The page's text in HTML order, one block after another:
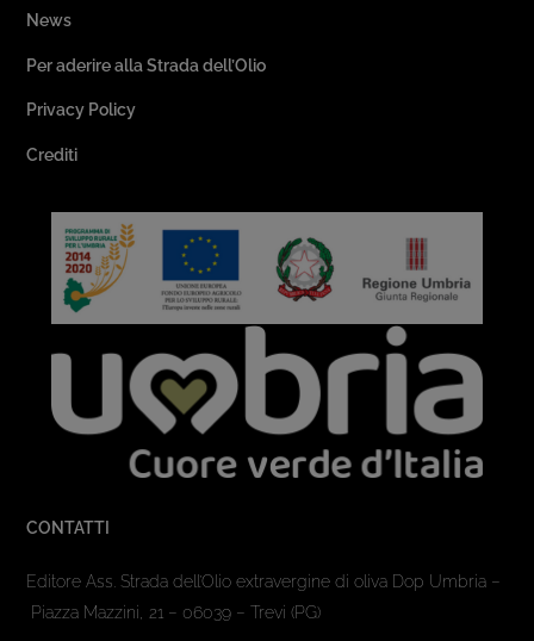
News
Per aderire alla Strada dell’Olio
Privacy Policy
Crediti
CONTATTI
Editore Ass. Strada dell’Olio extravergine di oliva Dop Umbria –
Piazza Mazzini, 21 – 06039 – Trevi (PG)